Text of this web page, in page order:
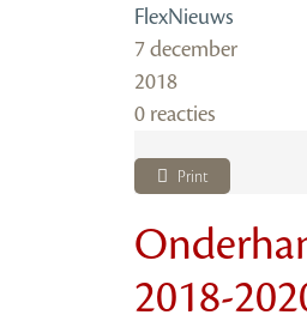
FlexNieuws
7 december
2018
0 reacties
Print
2018-